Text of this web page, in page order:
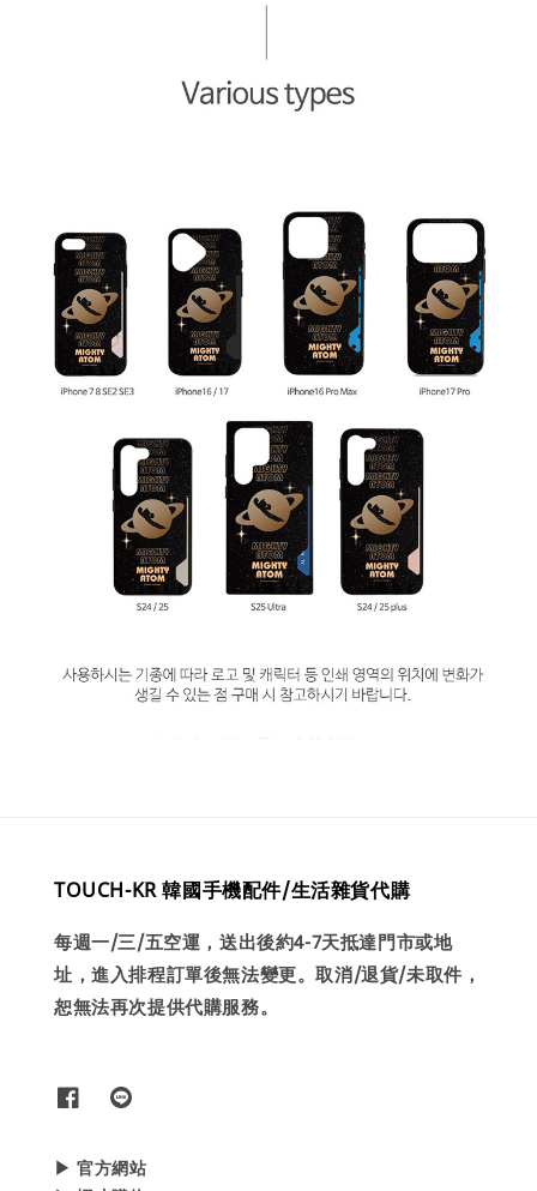
TOUCH-KR 韓國手機配件/生活雜貨代購
每週一/三/五空運，送出後約4-7天抵達門市或地
址，進入排程訂單後無法變更。取消/退貨/未取件，
恕無法再次提供代購服務。
▶ 官方網站